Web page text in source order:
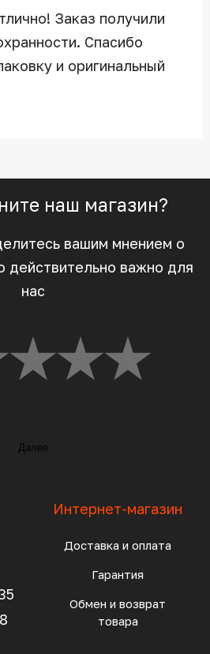
Заказ получили
Спасибо
и оригинальный
наш магазин?
вашим мнением о
действительно важно для
нас
Далее
Интернет-магазин
Доставка и оплата
Гарантия
Обмен и возврат
товара